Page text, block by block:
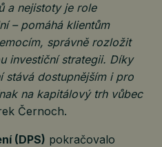
a nejistoty je role
– pomáhá klientům
správně rozložit
investiční strategii. Díky
stává dostupnějším i pro
na kapitálový trh vůbec
Černoch.
(DPS) pokračovalo